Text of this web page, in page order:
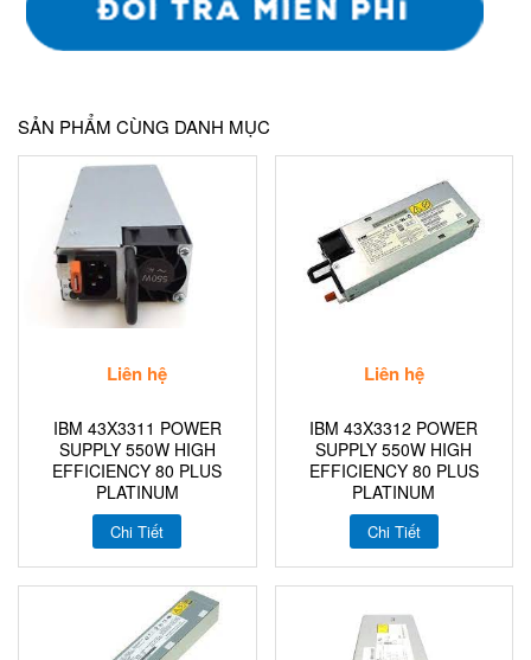
SẢN PHẨM CÙNG DANH MỤC
Liên hệ
IBM 43X3311 POWER
SUPPLY 550W HIGH
EFFICIENCY 80 PLUS
PLATINUM
Chi Tiết
Liên hệ
IBM 43X3312 POWER
SUPPLY 550W HIGH
EFFICIENCY 80 PLUS
PLATINUM
Chi Tiết